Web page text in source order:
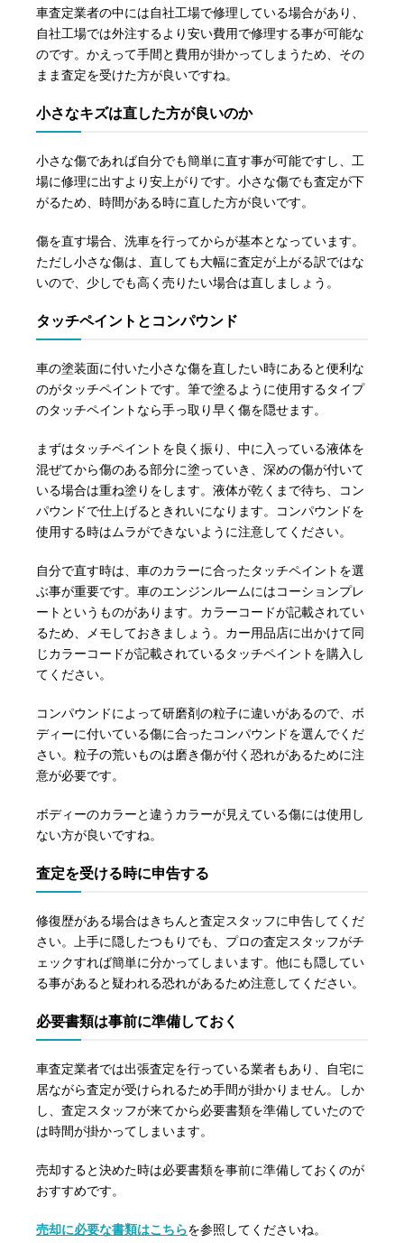
車査定業者の中には自社工場で修理している場合があり、
自社工場では外注するより安い費用で修理する事が可能な
のです。かえって手間と費用が掛かってしまうため、その
まま査定を受けた方が良いですね。
小さなキズは直した方が良いのか
小さな傷であれば自分でも簡単に直す事が可能ですし、工
場に修理に出すより安上がりです。小さな傷でも査定が下
がるため、時間がある時に直した方が良いです。
傷を直す場合、洗車を行ってからが基本となっています。
ただし小さな傷は、直しても大幅に査定が上がる訳ではな
いので、少しでも高く売りたい場合は直しましょう。
タッチペイントとコンパウンド
車の塗装面に付いた小さな傷を直したい時にあると便利な
のがタッチペイントです。筆で塗るように使用するタイプ
のタッチペイントなら手っ取り早く傷を隠せます。
まずはタッチペイントを良く振り、中に入っている液体を
混ぜてから傷のある部分に塗っていき、深めの傷が付いて
いる場合は重ね塗りをします。液体が乾くまで待ち、コン
パウンドで仕上げるときれいになります。コンパウンドを
使用する時はムラができないように注意してください。
自分で直す時は、車のカラーに合ったタッチペイントを選
ぶ事が重要です。車のエンジンルームにはコーションプレ
ートというものがあります。カラーコードが記載されてい
るため、メモしておきましょう。カー用品店に出かけて同
じカラーコードが記載されているタッチペイントを購入し
てください。
コンパウンドによって研磨剤の粒子に違いがあるので、ボ
ディーに付いている傷に合ったコンパウンドを選んでくだ
さい。粒子の荒いものは磨き傷が付く恐れがあるために注
意が必要です。
ボディーのカラーと違うカラーが見えている傷には使用し
ない方が良いですね。
査定を受ける時に申告する
修復歴がある場合はきちんと査定スタッフに申告してくだ
さい。上手に隠したつもりでも、プロの査定スタッフがチ
ェックすれば簡単に分かってしまいます。他にも隠してい
る事があると疑われる恐れがあるため注意してください。
必要書類は事前に準備しておく
車査定業者では出張査定を行っている業者もあり、自宅に
居ながら査定が受けられるため手間が掛かりません。しか
し、査定スタッフが来てから必要書類を準備していたので
は時間が掛かってしまいます。
売却すると決めた時は必要書類を事前に準備しておくのが
おすすめです。
売却に必要な書類はこちらを参照してくださいね。